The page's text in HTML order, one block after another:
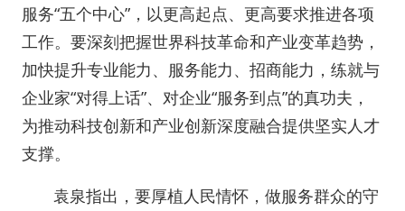
服务“五个中心”，以更高起点、更高要求推进各项
工作。要深刻把握世界科技革命和产业变革趋势，
加快提升专业能力、服务能力、招商能力，练就与
企业家“对得上话”、对企业“服务到点”的真功夫，
为推动科技创新和产业创新深度融合提供坚实人才
支撑。
袁泉指出，要厚植人民情怀，做服务群众的守